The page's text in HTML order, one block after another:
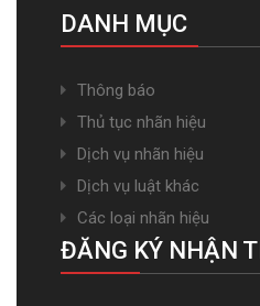
DANH MỤC
Thông báo
Thủ tục nhãn hiệu
Dịch vụ nhãn hiệu
Dịch vụ luật khác
Các loại nhãn hiệu
ĐĂNG KÝ NHẬN